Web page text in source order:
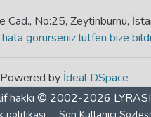
No:25, Zeytinburnu,
görürseniz lütfen bize
by İdeal DSpace
hakkı © 2002-2026